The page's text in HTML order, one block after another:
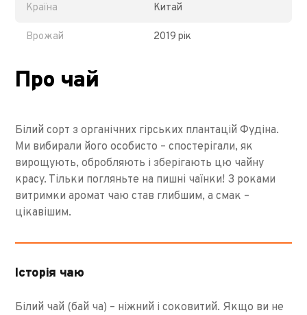
Країна Китай
Врожай 2019 рік
Про чай
Білий сорт з органічних гірських плантацій Фудіна.
Ми вибирали його особисто – спостерігали, як
вирощують, обробляють і зберігають цю чайну
красу. Тільки погляньте на пишні чаїнки! З роками
витримки аромат чаю став глибшим, а смак –
цікавішим.
Історія чаю
Білий чай (бай ча) – ніжний і соковитий. Якщо ви не